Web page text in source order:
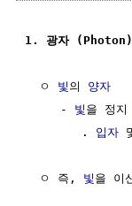
1. 광자 (Photon)
  ㅇ
빛 의 양자
     -
빛 을 정지
        .
입자
  ㅇ 즉,
빛 을 이